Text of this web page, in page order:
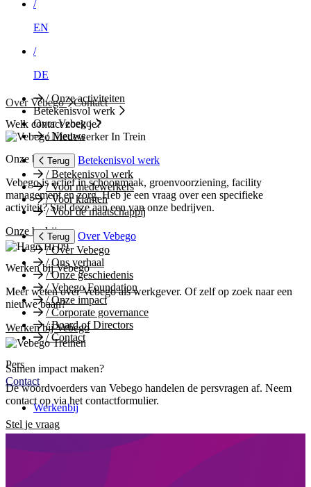
/
EN
/
DE
/Onze activiteiten
Betekenisvol werk
Over Vebego
/Nieuws
Terug
Betekenisvol werk
/Betekenisvol werk
/Voor medewerkers
/Voor klanten
/Voor de maatschappij
Terug
Over Vebego
/Over Vebego
/Ons verhaal
/Onze geschiedenis
/Vebego Foundation
/Onze impact
/Corporate governance
/Board of Directors
/Contact
Samen impact maken?
Contact
Werkenbij
Over Vebego Contact
Welk contact zoek je?
Onze bedrijven
Vebego is actief in schoonmaak, groenvoorziening, facility
management en zorg. Heb je een vraag over een specifieke
activiteit? Stel deze aan een van onze bedrijven.
Onze bedrijven
Werken bij Vebego
Meer weten over Vebego als werkgever. Of zelf op zoek naar een
nieuwe baan?
Werken bij Vebego
Pers
De woordvoerders van Vebego handelen de persvragen af. Neem
contact op via het contactformulier.
Stel je vraag